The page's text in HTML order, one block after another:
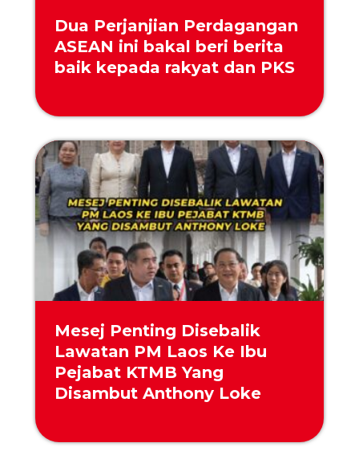
Dua Perjanjian Perdagangan
ASEAN ini bakal beri berita
baik kepada rakyat dan PKS
Mesej Penting Disebalik
Lawatan PM Laos Ke Ibu
Pejabat KTMB Yang
Disambut Anthony Loke